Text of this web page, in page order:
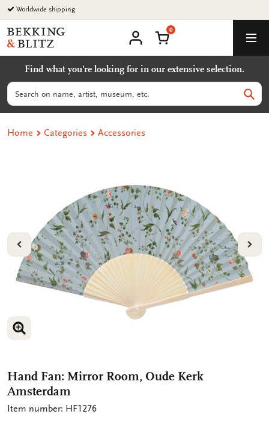
Go
to
content
Worldwide shipping
Bekking
&
Uitgevers
B.V.
account
Shopping Cart
0
Find what you're looking for in our extensive selection.
Search
Home Categories Accessories
VORIGE
ENLARGE IMAGE
ENLARGE IMAGE
Hand Fan: Mirror Room, Oude Kerk
Amsterdam
Item number: HF1276